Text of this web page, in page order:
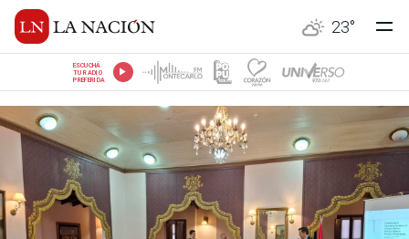
23°
ESCUCHÁ
TU RADIO
PREFERIDA